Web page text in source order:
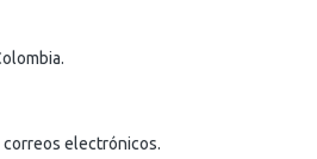
correos electrónicos.